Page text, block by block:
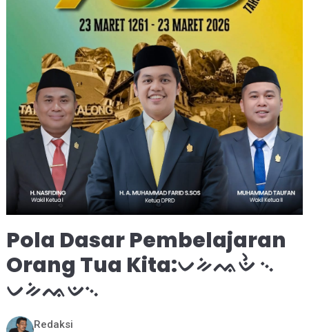
Pola Dasar Pembelajaran
Orang Tua Kita:ᨆᨀᨗᨕᨉᨛ ᨞
ᨆᨀᨗᨕᨉ᨞
Redaksi